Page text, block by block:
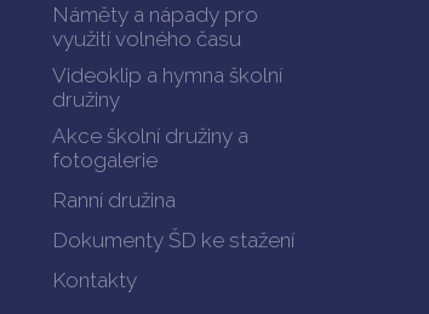
Náměty a nápady pro
využití volného času
Videoklip a hymna školní
družiny
Akce školní družiny a
fotogalerie
Ranní družina
Dokumenty ŠD ke stažení
Kontakty